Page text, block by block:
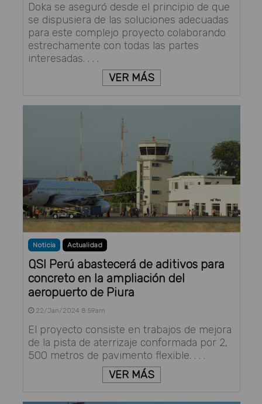
Doka se aseguró desde el principio de que
se dispusiera de las soluciones adecuadas
para este complejo proyecto colaborando
estrechamente con todas las partes
interesadas. . . .
VER MÁS
Noticia Actualidad
QSI Perú abastecerá de aditivos para
concreto en la ampliación del
aeropuerto de Piura
22/Jan/2024 8:59am
El proyecto consiste en trabajos de mejora
de la pista de aterrizaje conformada por 2,
500 metros de pavimento flexible. . . .
VER MÁS